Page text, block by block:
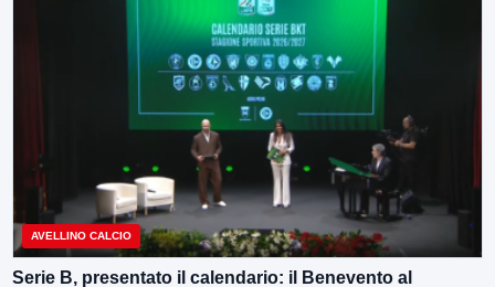
AVELLINO CALCIO
Serie B, presentato il calendario: il Benevento al